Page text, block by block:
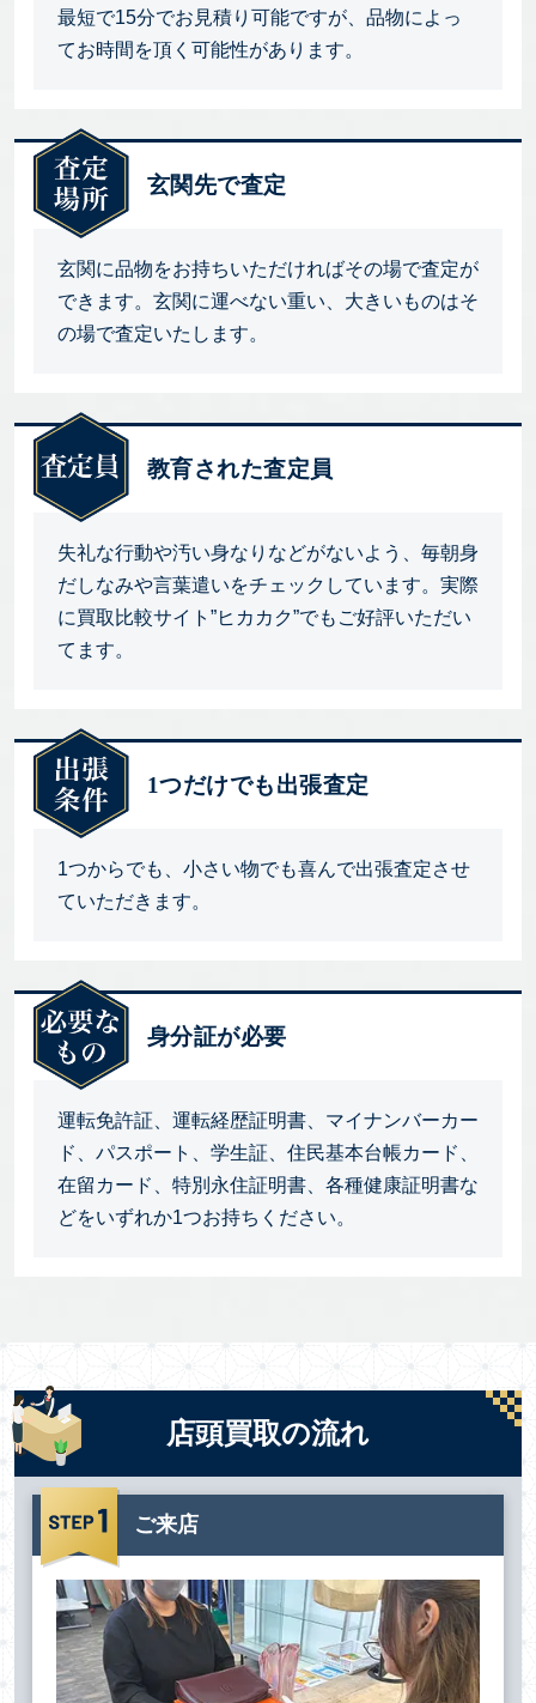
最短で15分でお見積り可能ですが、品物によっ
てお時間を頂く可能性があります。
玄関先で査定
玄関に品物をお持ちいただければその場で査定が
できます。玄関に運べない重い、大きいものはそ
の場で査定いたします。
教育された査定員
失礼な行動や汚い身なりなどがないよう、毎朝身
だしなみや言葉遣いをチェックしています。実際
に買取比較サイト”ヒカカク”でもご好評いただい
てます。
1つだけでも出張査定
1つからでも、小さい物でも喜んで出張査定させ
ていただきます。
身分証が必要
運転免許証、運転経歴証明書、マイナンバーカー
ド、パスポート、学生証、住民基本台帳カード、
在留カード、特別永住証明書、各種健康証明書な
どをいずれか1つお持ちください。
店頭買取の流れ
ご来店